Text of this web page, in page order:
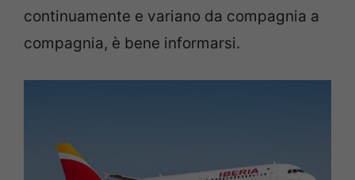
continuamente e variano da compagnia a
compagnia, è bene informarsi.